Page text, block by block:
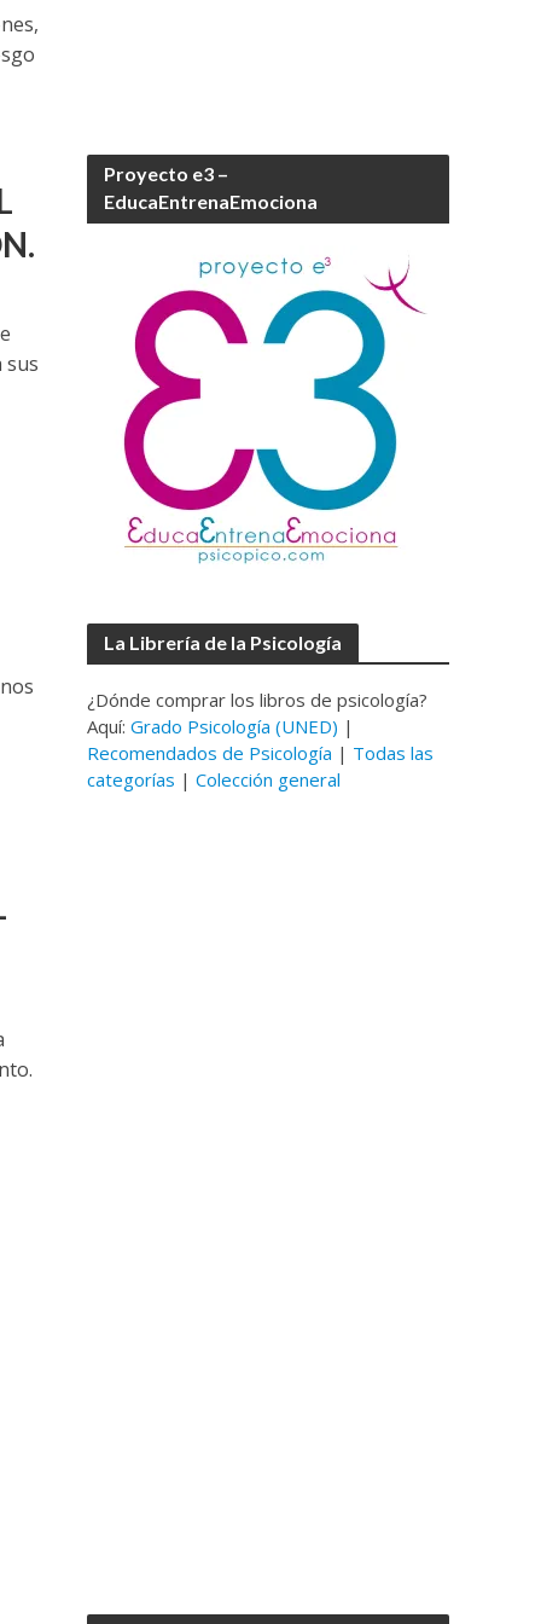
sus
Proyecto e3 –
EducaEntrenaEmociona
La Librería de la Psicología
¿Dónde comprar los libros de psicología?
Aquí:Grado Psicología (UNED) |
Recomendados de Psicología | Todas las
categorías |Colección general